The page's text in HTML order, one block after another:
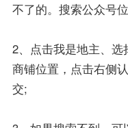
不了的。搜索公众号
2、点击我是地主、
商铺位置，点击右侧
交;